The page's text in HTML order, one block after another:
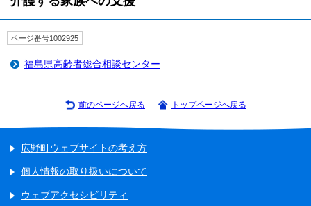
ページ番号1002925
福島県高齢者総合相談センター
前のページへ戻る トップページへ戻る
広野町ウェブサイトの考え方
個人情報の取り扱いについて
ウェブアクセシビリティ